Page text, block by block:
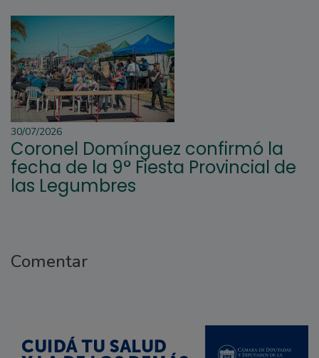
30/07/2026
Coronel Domínguez confirmó la
fecha de la 9° Fiesta Provincial de
las Legumbres
Comentar